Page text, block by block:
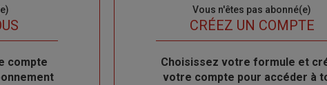
compte
Vous n'êtes pas abonné(e)
TITRECRÉEZ UN COMPTE
Body
Choisissez votre formule et
votre compte pour accéder à